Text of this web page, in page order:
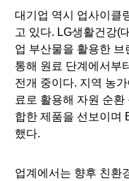
대기업 역시 업사이클
고 있다. LG생활건강(
업 부산물을 활용한 브
통해 원료 단계에서부
전개 중이다. 지역 농
료로 활용해 자원 순
합한 제품을 선보이며
했다.
업계에서는 향후 친환